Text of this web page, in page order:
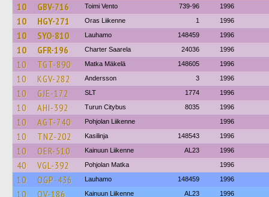
10 GBV-716 Toimi Vento 739-96 1996
10 HGY-271 Oras Liikenne 1 1996
10 SYO-810 Lauhamo 148459 1996
10 GFR-196 Charter Saarela 24036 1996
10 TGT-890 Matka Mäkelä 148605 1996
10 KGV-282 Andersson 3 1996
10 GJE-172 SLT 1774 1996
10 AHI-392 Turun Citybus 8035 1996
10 AGT-740 Pohjolan Liikenne 1996
10 TNZ-202 Kasilinja 148543 1996
10 OER-510 Kainuun Liikenne AL23 1996
40 VGL-392 Pohjolan Matka 1996
10 OGP-436 Lauhamo 148459 1996
10 OV-186 Kainuun Liikenne AL23 1996